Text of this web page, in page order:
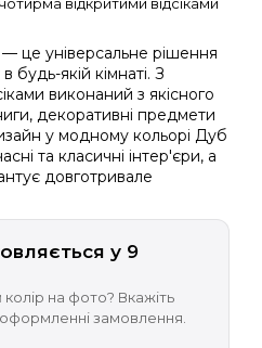
це універсальне рішення
будь-якій кімнаті. З
виконаний з якісного
декоративні предмети
у модному кольорі Дуб
та класичні інтер'єри, а
довготривале
у 9
на фото? Вкажіть
замовлення.